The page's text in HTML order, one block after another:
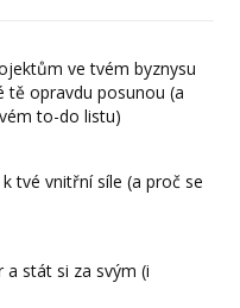
ve tvém byznysu
tě opravdu posunou (a
to-do listu)
tvé vnitřní síle (a proč se
stát si za svým (i